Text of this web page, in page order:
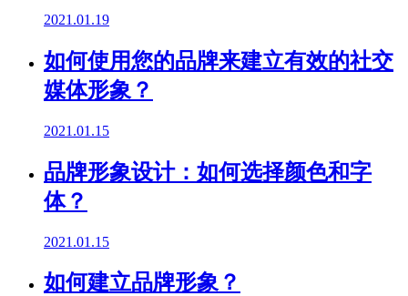
2021.01.19
如何使用您的品牌来建立有效的社交
媒体形象？
2021.01.15
品牌形象设计：如何选择颜色和字
体？
2021.01.15
如何建立品牌形象？